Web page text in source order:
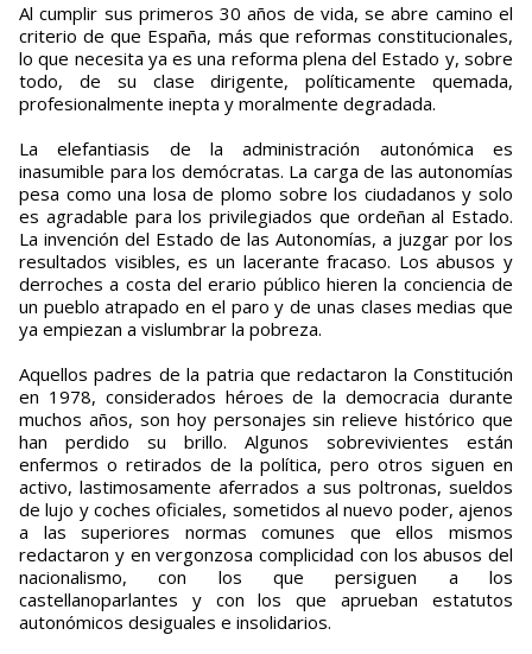
Al cumplir sus primeros 30 años de vida, se abre camino el
criterio de que España, más que reformas constitucionales,
lo que necesita ya es una reforma plena del Estado y, sobre
todo, de su clase dirigente, políticamente quemada,
profesionalmente inepta y moralmente degradada.
La elefantiasis de la administración autonómica es
inasumible para los demócratas. La carga de las autonomías
pesa como una losa de plomo sobre los ciudadanos y solo
es agradable para los privilegiados que ordeñan al Estado.
La invención del Estado de las Autonomías, a juzgar por los
resultados visibles, es un lacerante fracaso. Los abusos y
derroches a costa del erario público hieren la conciencia de
un pueblo atrapado en el paro y de unas clases medias que
ya empiezan a vislumbrar la pobreza.
Aquellos padres de la patria que redactaron la Constitución
en 1978, considerados héroes de la democracia durante
muchos años, son hoy personajes sin relieve histórico que
han perdido su brillo. Algunos sobrevivientes están
enfermos o retirados de la política, pero otros siguen en
activo, lastimosamente aferrados a sus poltronas, sueldos
de lujo y coches oficiales, sometidos al nuevo poder, ajenos
a las superiores normas comunes que ellos mismos
redactaron y en vergonzosa complicidad con los abusos del
nacionalismo, con los que persiguen a los
castellanoparlantes y con los que aprueban estatutos
autonómicos desiguales e insolidarios.